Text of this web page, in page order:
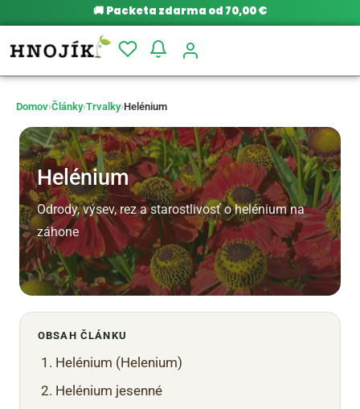
🚚 Packeta zdarma od 70,00 €
Domov›Články›Trvalky›Helénium
Helénium
Odrody, výsev, rez a starostlivosť o helénium na
záhone
OBSAH ČLÁNKU
Helénium (Helenium)
Helénium jesenné